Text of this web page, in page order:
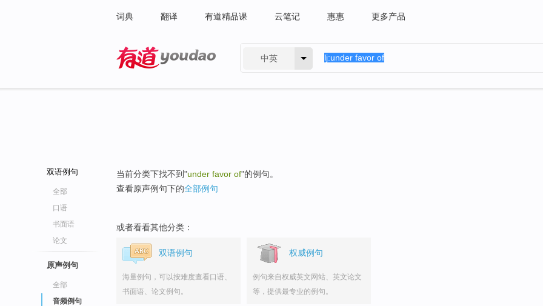
词典 翻译 有道精品课 云笔记 惠惠 更多产品
中英
双语例句
全部
口语
书面语
论文
原声例句
全部
音频例句
当前分类下找不到"under favor of"的例句。
查看原声例句下的全部例句
或者看看其他分类：
双语例句
海量例句，可以按难度查看口语、
书面语、论文例句。
权威例句
例句来自权威英文网站、英文论文
等，提供最专业的例句。